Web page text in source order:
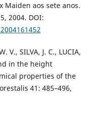
Maiden aos sete anos.
2004. DOI:
V., SILVA, J. C., LUCIA,
in the height
properties of the
41: 485–496,